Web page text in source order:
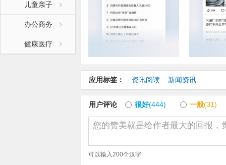
儿童亲子
办公商务
健康医疗
应用标签： 资讯阅读 新闻资讯
用户评论 很好(444) 一般(31)
可以输入200个汉字